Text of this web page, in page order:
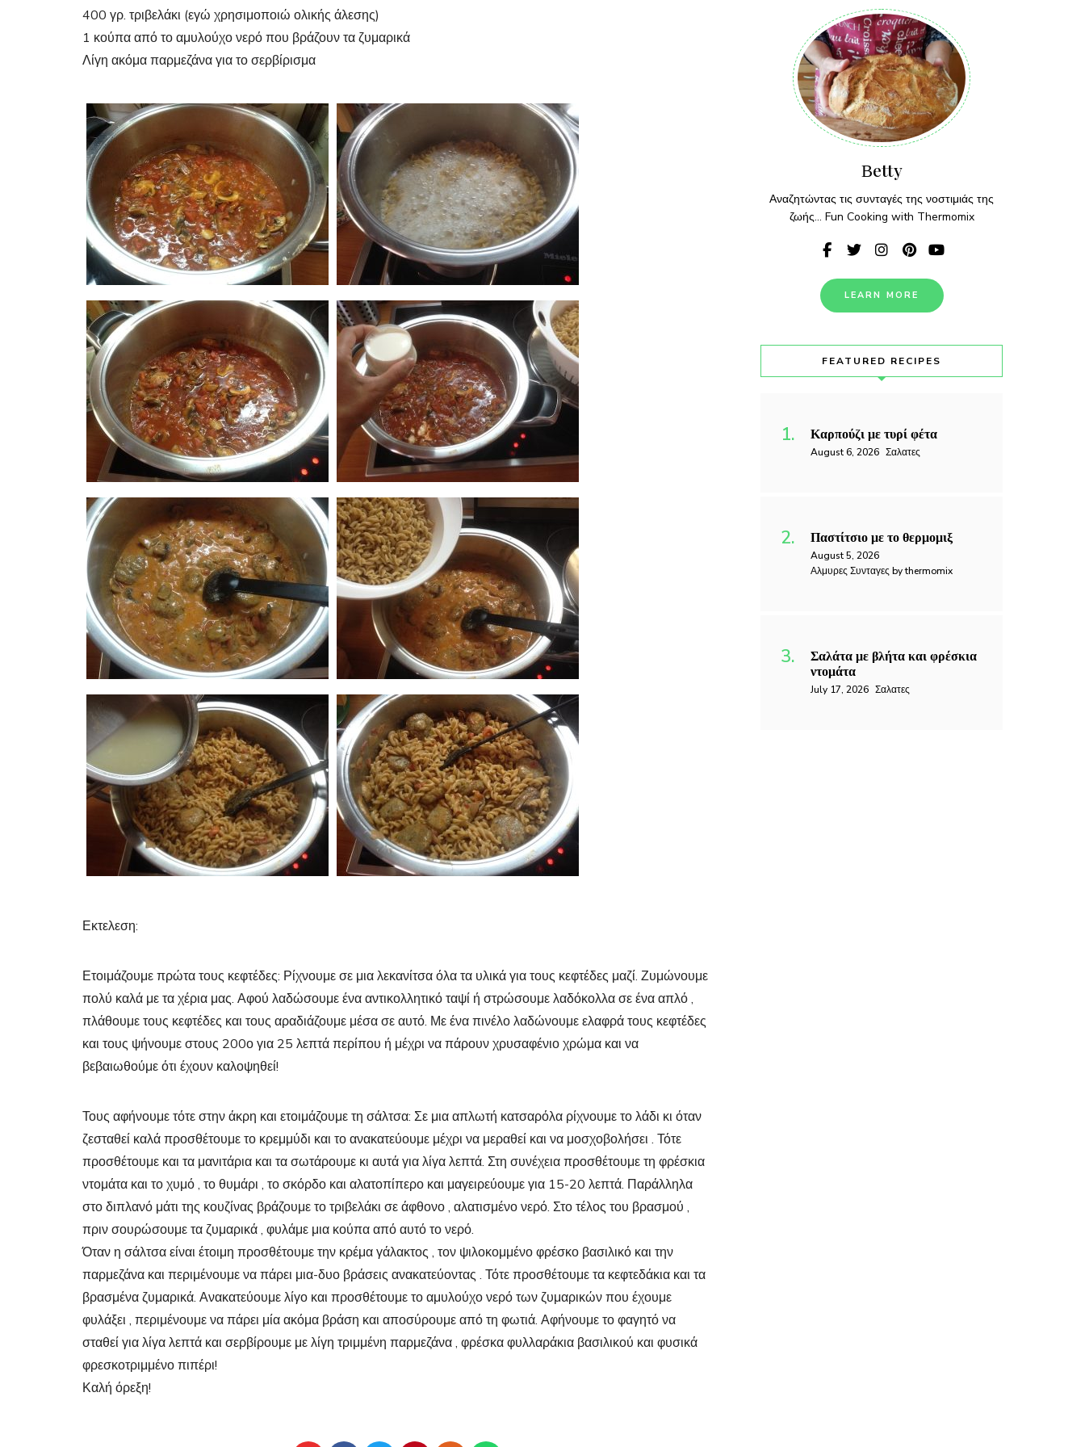
400 γρ. τριβελάκι (εγώ χρησιμοποιώ ολικής άλεσης)
1 κούπα από το αμυλούχο νερό που βράζουν τα ζυμαρικά
Λίγη ακόμα παρμεζάνα για το σερβίρισμα
Εκτελεση:
Ετοιμάζουμε πρώτα τους κεφτέδες: Ρίχνουμε σε μια λεκανίτσα όλα τα υλικά για τους κεφτέδες μαζί. Ζυμώνουμε
πολύ καλά με τα χέρια μας. Αφού λαδώσουμε ένα αντικολλητικό ταψί ή στρώσουμε λαδόκολλα σε ένα απλό ,
πλάθουμε τους κεφτέδες και τους αραδιάζουμε μέσα σε αυτό. Με ένα πινέλο λαδώνουμε ελαφρά τους κεφτέδες
και τους ψήνουμε στους 200ο για 25 λεπτά περίπου ή μέχρι να πάρουν χρυσαφένιο χρώμα και να
βεβαιωθούμε ότι έχουν καλοψηθεί!
Τους αφήνουμε τότε στην άκρη και ετοιμάζουμε τη σάλτσα: Σε μια απλωτή κατσαρόλα ρίχνουμε το λάδι κι όταν
ζεσταθεί καλά προσθέτουμε το κρεμμύδι και το ανακατεύουμε μέχρι να μεραθεί και να μοσχοβολήσει . Τότε
προσθέτουμε και τα μανιτάρια και τα σωτάρουμε κι αυτά για λίγα λεπτά. Στη συνέχεια προσθέτουμε τη φρέσκια
ντομάτα και το χυμό , το θυμάρι , το σκόρδο και αλατοπίπερο και μαγειρεύουμε για 15-20 λεπτά. Παράλληλα
στο διπλανό μάτι της κουζίνας βράζουμε το τριβελάκι σε άφθονο , αλατισμένο νερό. Στο τέλος του βρασμού ,
πριν σουρώσουμε τα ζυμαρικά , φυλάμε μια κούπα από αυτό το νερό.
Όταν η σάλτσα είναι έτοιμη προσθέτουμε την κρέμα γάλακτος , τον ψιλοκομμένο φρέσκο βασιλικό και την
παρμεζάνα και περιμένουμε να πάρει μια-δυο βράσεις ανακατεύοντας . Τότε προσθέτουμε τα κεφτεδάκια και τα
βρασμένα ζυμαρικά. Ανακατεύουμε λίγο και προσθέτουμε το αμυλούχο νερό των ζυμαρικών που έχουμε
φυλάξει , περιμένουμε να πάρει μία ακόμα βράση και αποσύρουμε από τη φωτιά. Αφήνουμε το φαγητό να
σταθεί για λίγα λεπτά και σερβίρουμε με λίγη τριμμένη παρμεζάνα , φρέσκα φυλλαράκια βασιλικού και φυσικά
φρεσκοτριμμένο πιπέρι!
Καλή όρεξη!
Βetty
Αναζητώντας τις συνταγές της νοστιμιάς της
ζωής... Fun Cooking with Thermomix
LEARN MORE
FEATURED RECIPES
Καρπούζι με τυρί φέτα
August 6, 2026 Σαλατες
Παστίτσιο με το θερμομιξ
August 5, 2026
Αλμυρες Συνταγες by thermomix
Σαλάτα με βλήτα και φρέσκια
ντομάτα
July 17, 2026 Σαλατες